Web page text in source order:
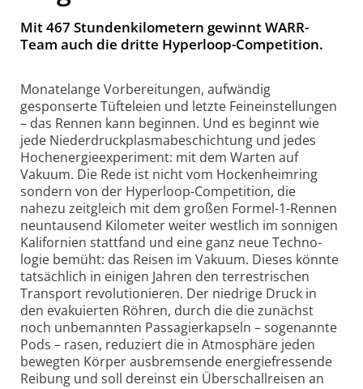
Mit 467 Stundenkilometern gewinnt WARR-
Team auch die dritte Hyperloop-Competition.
Monatelange Vorbereitungen, aufwändig
gesponserte Tüfteleien und letzte Fein­ein­stel­lungen
– das Rennen kann beginnen. Und es beginnt wie
jede Nieder­druck­plasma­beschichtung und jedes
Hoch­energie­experiment: mit dem Warten auf
Vakuum. Die Rede ist nicht vom Hocken­heim­ring
sondern von der Hyper­loop-Compe­tition, die
nahezu zeitgleich mit dem großen Formel-1-Rennen
neun­tausend Kilo­meter weiter west­lich im sonnigen
Kali­fornien stattfand und eine ganz neue Techno­
logie bemüht: das Reisen im Vakuum. Dieses könnte
tatsächlich in einigen Jahren den terrest­rischen
Trans­port revo­lutio­nieren. Der niedrige Druck in
den evaku­ierten Röhren, durch die die zunächst
noch un­be­mann­ten Passagier­kapseln – sogenannte
Pods – rasen, reduziert die in Atmo­sphäre jeden
bewegten Körper aus­bremsende energie­fressende
Reibung und soll dereinst ein Überschall­reisen an